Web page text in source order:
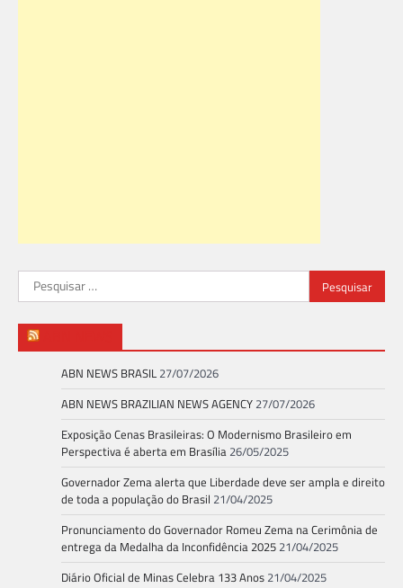
Pesquisar
por:
ABN NEWS BRASIL 27/07/2026
ABN NEWS BRAZILIAN NEWS AGENCY 27/07/2026
Exposição Cenas Brasileiras: O Modernismo Brasileiro em
Perspectiva é aberta em Brasília 26/05/2025
Governador Zema alerta que Liberdade deve ser ampla e direito
de toda a população do Brasil 21/04/2025
Pronunciamento do Governador Romeu Zema na Cerimônia de
entrega da Medalha da Inconfidência 2025 21/04/2025
Diário Oficial de Minas Celebra 133 Anos 21/04/2025